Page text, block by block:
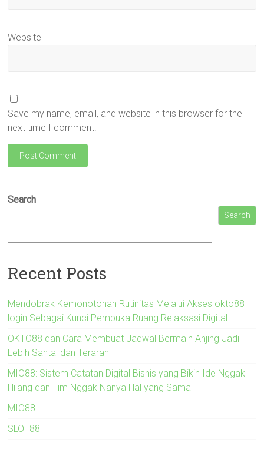
Website
Save my name, email, and website in this browser for the
next time I comment.
Search
Search
Recent Posts
Mendobrak Kemonotonan Rutinitas Melalui Akses okto88
login Sebagai Kunci Pembuka Ruang Relaksasi Digital
OKTO88 dan Cara Membuat Jadwal Bermain Anjing Jadi
Lebih Santai dan Terarah
MIO88: Sistem Catatan Digital Bisnis yang Bikin Ide Nggak
Hilang dan Tim Nggak Nanya Hal yang Sama
MIO88
SLOT88